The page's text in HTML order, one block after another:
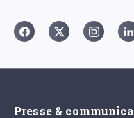
Presse &